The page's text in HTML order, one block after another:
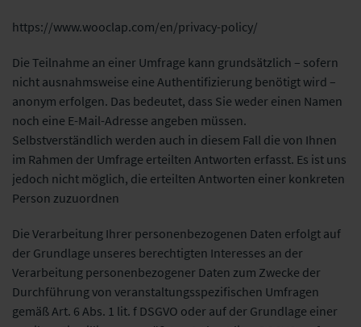
https://www.wooclap.com/en/privacy-policy/
Die Teilnahme an einer Umfrage kann grundsätzlich – sofern
nicht ausnahmsweise eine Authentifizierung benötigt wird –
anonym erfolgen. Das bedeutet, dass Sie weder einen Namen
noch eine E-Mail-Adresse angeben müssen.
Selbstverständlich werden auch in diesem Fall die von Ihnen
im Rahmen der Umfrage erteilten Antworten erfasst. Es ist uns
jedoch nicht möglich, die erteilten Antworten einer konkreten
Person zuzuordnen
Die Verarbeitung Ihrer personenbezogenen Daten erfolgt auf
der Grundlage unseres berechtigten Interesses an der
Verarbeitung personenbezogener Daten zum Zwecke der
Durchführung von veranstaltungsspezifischen Umfragen
gemäß Art. 6 Abs. 1 lit. f DSGVO oder auf der Grundlage einer